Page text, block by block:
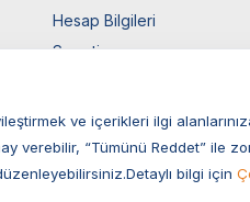
Hesap Bilgileri
Sepetim
Müşteri Hizmetleri
ve içerikleri ilgi
verebilir, “Tümünü Reddet” ile
bilgi için